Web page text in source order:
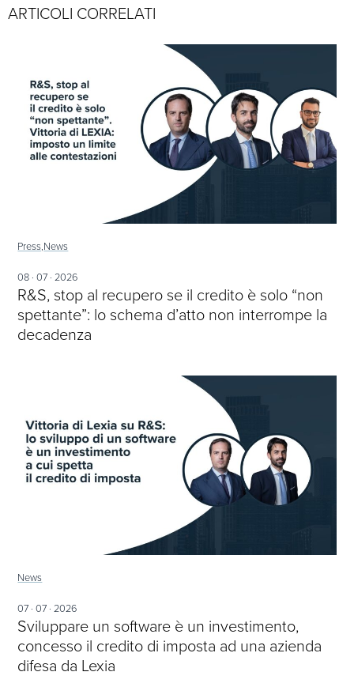
ARTICOLI CORRELATI
Press,News
08 · 07 · 2026
R&S, stop al recupero se il credito è solo “non
spettante”: lo schema d’atto non interrompe la
decadenza
News
07 · 07 · 2026
Sviluppare un software è un investimento,
concesso il credito di imposta ad una azienda
difesa da Lexia